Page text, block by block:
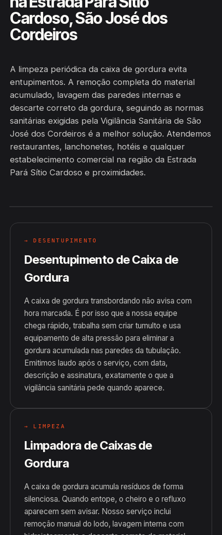
Cardoso, São José dos
Cordeiros
A limpeza periódica da caixa de gordura evita
entupimentos. A remoção completa do material
acumulado, lavagem das paredes internas e
descarte correto da gordura, seguindo as normas
sanitárias exigidas pela Vigilância Sanitária de São
José dos Cordeiros é a melhor solução. Atendemos
restaurantes, lanchonetes, hotéis e qualquer
estabelecimento comercial na região da Estrada
Pará Sítio Cardoso e proximidades.
→ DESENTUPIMENTO
Desentupimento de Caixa de
Gordura
A caixa de gordura transbordando não avisa com
hora marcada. É por isso que a nossa equipe
chega rápido, trabalha sem criar tumulto e usa
equipamento de alta pressão para eliminar a
gordura acumulada nas paredes da tubulação.
Emitimos laudo após o serviço, com data,
descrição e assinatura, exatamente o que a
vigilância sanitária pede quando aparece.
→ LIMPEZA
Limpadora de Caixas de
Gordura
A caixa de gordura acumula resíduos de forma
silenciosa. Quando entope, o cheiro e o refluxo
aparecem sem avisar. Nosso serviço inclui
remoção manual do lodo, lavagem interna com